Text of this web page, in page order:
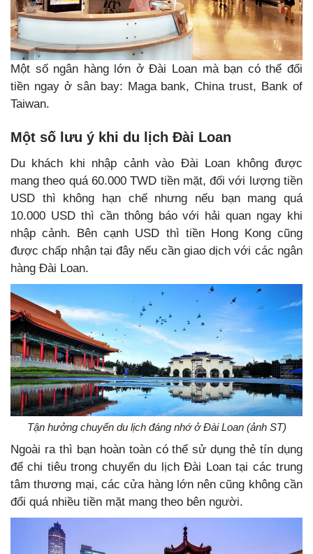
Một số ngân hàng lớn ở Đài Loan mà bạn có thể đổi
tiền ngay ở sân bay: Maga bank, China trust, Bank of
Taiwan.
Một số lưu ý khi du lịch Đài Loan
Du khách khi nhập cảnh vào Đài Loan không được
mang theo quá 60.000 TWD tiền mặt, đối với lượng tiền
USD thì không hạn chế nhưng nếu bạn mang quá
10.000 USD thì cần thông báo với hải quan ngay khi
nhập cảnh. Bên cạnh USD thì tiền Hong Kong cũng
được chấp nhận tại đây nếu cần giao dịch với các ngân
hàng Đài Loan.
Tận hưởng chuyến du lịch đáng nhớ ở Đài Loan (ảnh ST)
Ngoài ra thì bạn hoàn toàn có thể sử dụng thẻ tín dụng
để chi tiêu trong chuyến du lịch Đài Loan tại các trung
tâm thương mại, các cửa hàng lớn nên cũng không cần
đổi quá nhiều tiền mặt mang theo bên người.